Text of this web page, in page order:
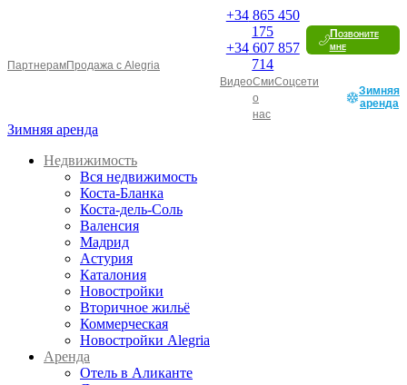
ПартнерамПродажа с Alegria
+34865 450
175
+34607 857
714
Позвоните
мне
ВидеоСми
о
нас
Соцсети
Зимняя
аренда
Зимняя аренда
Недвижимость
Вся недвижимость
Коста-Бланка
Коста-дель-Соль
Валенсия
Мадрид
Астурия
Каталония
Новостройки
Вторичное жильё
Коммерческая
Новостройки Alegria
Аренда
Отель в Аликанте